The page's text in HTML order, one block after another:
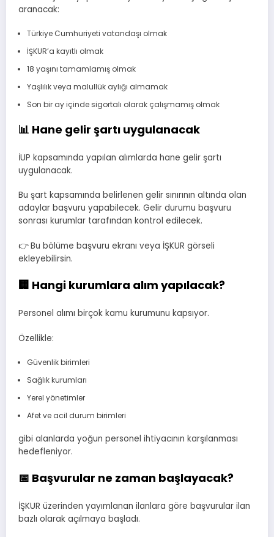
aranacak:
Türkiye Cumhuriyeti vatandaşı olmak
İŞKUR’a kayıtlı olmak
18 yaşını tamamlamış olmak
Yaşlılık veya malullük aylığı almamak
Son bir ay içinde sigortalı olarak çalışmamış olmak
📊 Hane gelir şartı uygulanacak
İUP kapsamında yapılan alımlarda hane gelir şartı
uygulanacak.
Bu şart kapsamında belirlenen gelir sınırının altında olan
adaylar başvuru yapabilecek. Gelir durumu başvuru
sonrası kurumlar tarafından kontrol edilecek.
👉 Bu bölüme başvuru ekranı veya İŞKUR görseli
ekleyebilirsin.
🏢 Hangi kurumlara alım yapılacak?
Personel alımı birçok kamu kurumunu kapsıyor.
Özellikle:
Güvenlik birimleri
Sağlık kurumları
Yerel yönetimler
Afet ve acil durum birimleri
gibi alanlarda yoğun personel ihtiyacının karşılanması
hedefleniyor.
📅 Başvurular ne zaman başlayacak?
İŞKUR üzerinden yayımlanan ilanlara göre başvurular ilan
bazlı olarak açılmaya başladı.